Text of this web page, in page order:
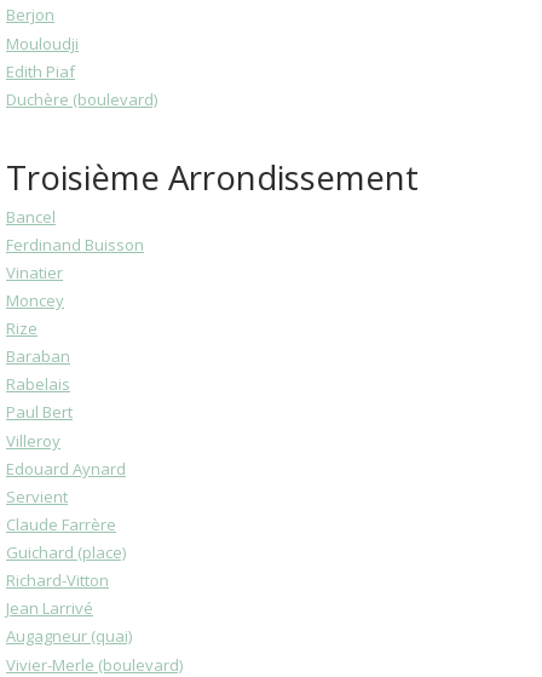
Berjon
Mouloudji
Edith Piaf
Duchère (boulevard)
Troisième Arrondissement
Bancel
Ferdinand Buisson
Vinatier
Moncey
Rize
Baraban
Rabelais
Paul Bert
Villeroy
Edouard Aynard
Servient
Claude Farrère
Guichard (place)
Richard-Vitton
Jean Larrivé
Augagneur (quai)
Vivier-Merle (boulevard)